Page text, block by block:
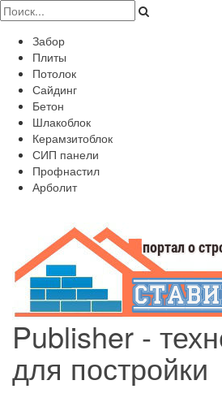
Забор
Плиты
Потолок
Сайдинг
Бетон
Шлакоблок
Керамзитоблок
СИП панели
Профнастил
Арболит
Publisher -
для постройки